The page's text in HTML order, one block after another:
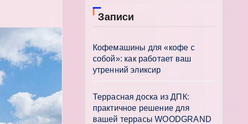
Записи
Кофемашины для «кофе с
собой»: как работает ваш
утренний эликсир
Террасная доска из ДПК:
практичное решение для
вашей террасы WOODGRAND